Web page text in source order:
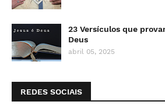
23 Versículos que
Deus
abril 05, 2025
REDES SOCIAIS